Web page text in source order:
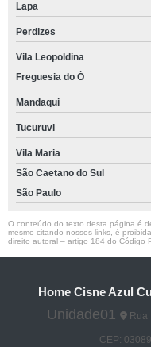
Lapa
Perdizes
Vila Leopoldina
Freguesia do Ó
Mandaqui
Tucuruvi
Vila Maria
São Caetano do Sul
São Paulo
O conteúdo do texto desta página é
mesmo citando nossos links, é
direito autoral – artigo 184 do Código
Home Cisne Azul
Unidade01
Rua
CEP: